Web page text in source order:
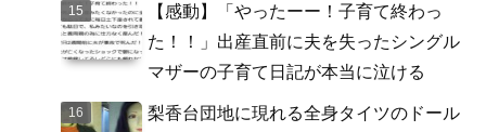
【感動】「やったーー！子育て終わっ
た！！」出産直前に夫を失ったシングル
マザーの子育て日記が本当に泣ける
梨香台団地に現れる全身タイツのドール